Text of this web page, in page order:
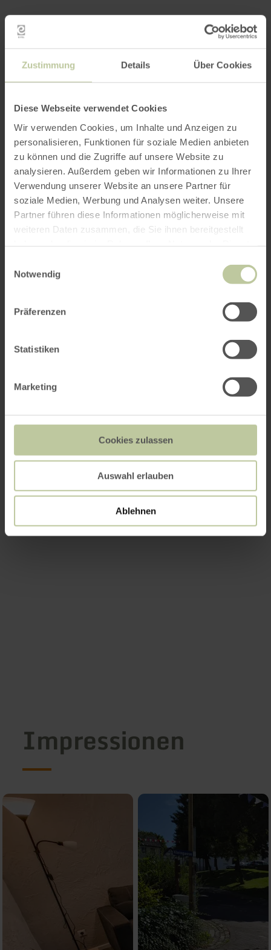
Zustimmung Details Über Cookies
Diese Webseite verwendet Cookies
Wir verwenden Cookies, um Inhalte und Anzeigen zu
personalisieren, Funktionen für soziale Medien anbieten
zu können und die Zugriffe auf unsere Website zu
analysieren. Außerdem geben wir Informationen zu Ihrer
Verwendung unserer Website an unsere Partner für
soziale Medien, Werbung und Analysen weiter. Unsere
Partner führen diese Informationen möglicherweise mit
weiteren Daten zusammen, die Sie ihnen bereitgestellt
Notwendig
Präferenzen
Statistiken
Marketing
Cookies zulassen
Auswahl erlauben
Ablehnen
Impressionen